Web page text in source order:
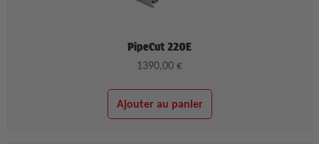
PipeCut 220E
1390,00 €
Ajouter au panier